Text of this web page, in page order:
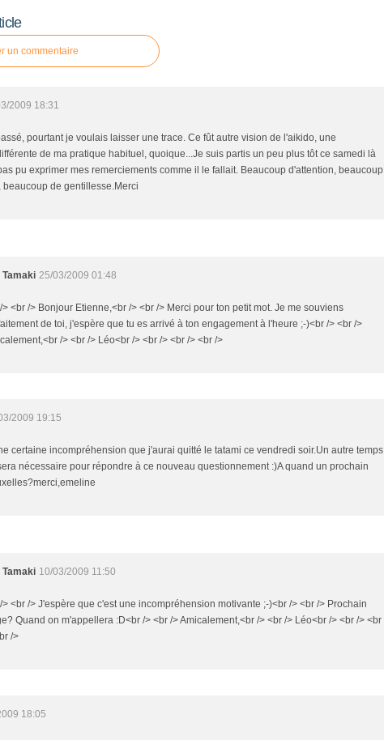
un commentaire
2009 18:31
pourtant je voulais laisser une trace. Ce fût autre vision de l'aikido, une
de ma pratique habituel, quoique...Je suis partis un peu plus tôt ce samedi là
pu exprimer mes remerciements comme il le fallait. Beaucoup d'attention, beaucoup
beaucoup de gentillesse.Merci
Tamaki 25/03/2009 01:48
> <br /> Bonjour Etienne,<br /> <br /> Merci pour ton petit mot. Je me souviens
de toi, j'espère que tu es arrivé à ton engagement à l'heure ;-)<br /> <br />
/> <br /> Léo<br /> <br /> <br /> <br />
2009 19:15
certaine incompréhension que j'aurai quitté le tatami ce vendredi soir.Un autre temps
nécessaire pour répondre à ce nouveau questionnement :)A quand un prochain
Tamaki 10/03/2009 11:50
> <br /> J'espère que c'est une incompréhension motivante ;-)<br /> <br /> Prochain
Quand on m'appellera :D<br /> <br /> Amicalement,<br /> <br /> Léo<br /> <br /> <br
/>
18:05